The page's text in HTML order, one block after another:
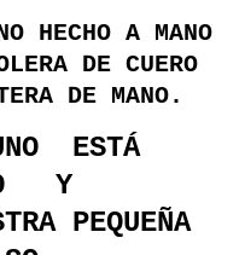
HECHO A MANO
DE CUERO
DE MANO.
ESTÁ
Y
PEQUEÑA